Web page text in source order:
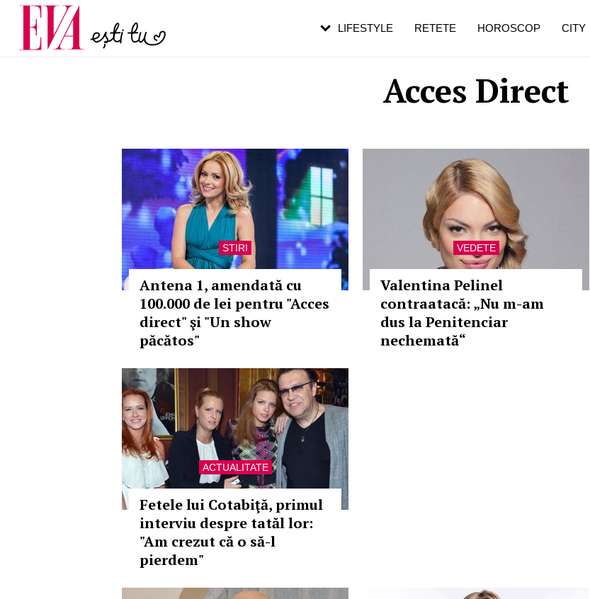
Acces Direct
STIRI
Antena 1, amendată cu
100.000 de lei pentru "Acces
direct" şi "Un show
păcătos"
VEDETE
Valentina Pelinel
contraatacă: „Nu m-am
dus la Penitenciar
nechemată“
ACTUALITATE
Fetele lui Cotabiţă, primul
interviu despre tatăl lor:
"Am crezut că o să-l
pierdem"
LIFESTYLE RETETE HOROSCOP CITY
Carieră
Actualitate
pe măsură ce înaintezi în vârstă
de dureroasă este investigația